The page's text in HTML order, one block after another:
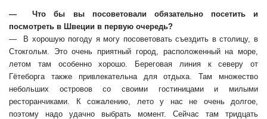
— Что бы вы посоветовали обязательно посетить и
посмотреть в Швеции в первую очередь?
— В хорошую погоду я могу посоветовать съездить в столицу, в
Стокгольм. Это очень приятный город, расположенный на море,
летом там особенно хорошо. Береговая линия к северу от
Гётеборга также привлекательна для отдыха. Там множество
небольших островов со своими гостиницами и милыми
ресторанчиками. К сожалению, лето у нас не очень долгое,
поэтому надо удачно выбрать момент. Сейчас там тридцать